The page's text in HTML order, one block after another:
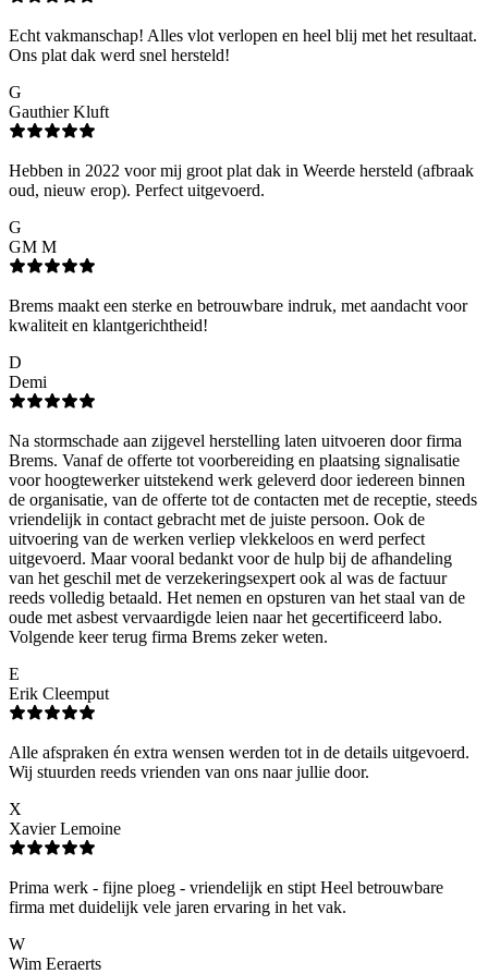
Echt vakmanschap! Alles vlot verlopen en heel blij met het resultaat.
Ons plat dak werd snel hersteld!
G
Gauthier Kluft
Hebben in 2022 voor mij groot plat dak in Weerde hersteld (afbraak
oud, nieuw erop). Perfect uitgevoerd.
G
GM M
Brems maakt een sterke en betrouwbare indruk, met aandacht voor
kwaliteit en klantgerichtheid!
D
Demi
Na stormschade aan zijgevel herstelling laten uitvoeren door firma
Brems. Vanaf de offerte tot voorbereiding en plaatsing signalisatie
voor hoogtewerker uitstekend werk geleverd door iedereen binnen
de organisatie, van de offerte tot de contacten met de receptie, steeds
vriendelijk in contact gebracht met de juiste persoon. Ook de
uitvoering van de werken verliep vlekkeloos en werd perfect
uitgevoerd. Maar vooral bedankt voor de hulp bij de afhandeling
van het geschil met de verzekeringsexpert ook al was de factuur
reeds volledig betaald. Het nemen en opsturen van het staal van de
oude met asbest vervaardigde leien naar het gecertificeerd labo.
Volgende keer terug firma Brems zeker weten.
E
Erik Cleemput
Alle afspraken én extra wensen werden tot in de details uitgevoerd.
Wij stuurden reeds vrienden van ons naar jullie door.
X
Xavier Lemoine
Prima werk - fijne ploeg - vriendelijk en stipt Heel betrouwbare
firma met duidelijk vele jaren ervaring in het vak.
W
Wim Eeraerts